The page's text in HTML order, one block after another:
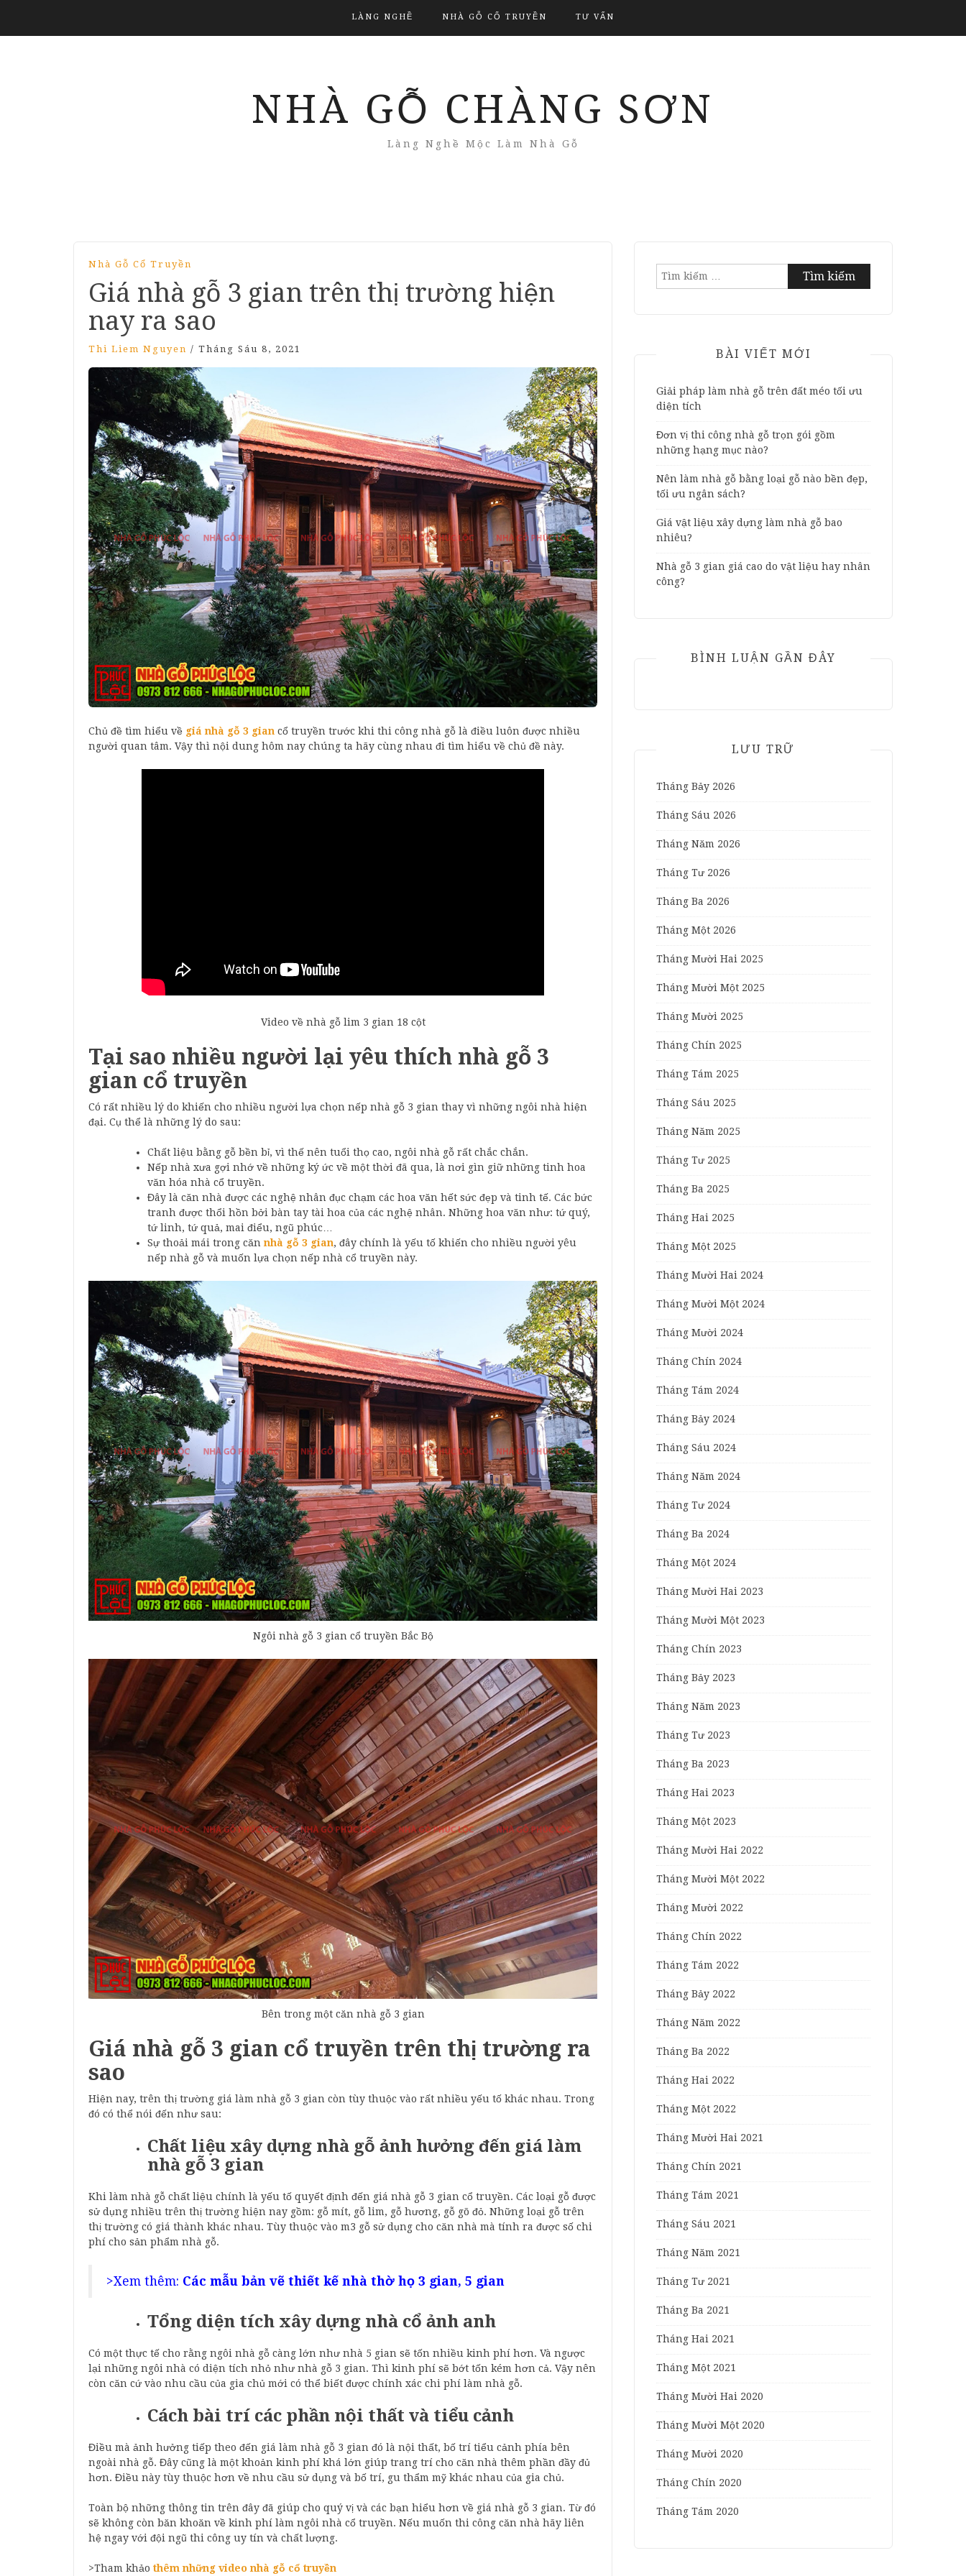
LÀNG NGHỀ NHÀ GỖ CỔ TRUYỀN TƯ VẤN
NHÀ GỖ CHÀNG SƠN
Làng Nghề Mộc Làm Nhà Gỗ
Nhà Gỗ Cổ Truyền
Giá nhà gỗ 3 gian trên thị trường hiện
nay ra sao
Thi Liem Nguyen / Tháng Sáu 8, 2021
Chủ đề tìm hiểu về giá nhà gỗ 3 gian cổ truyền trước khi thi công nhà gỗ là điều luôn được nhiều
người quan tâm. Vậy thì nội dung hôm nay chúng ta hãy cùng nhau đi tìm hiểu về chủ đề này.
Video về nhà gỗ lim 3 gian 18 cột
Tại sao nhiều người lại yêu thích nhà gỗ 3
gian cổ truyền
Có rất nhiều lý do khiến cho nhiều người lựa chọn nếp nhà gỗ 3 gian thay vì những ngôi nhà hiện
đại. Cụ thể là những lý do sau:
Chất liệu bằng gỗ bền bỉ, vì thế nên tuổi thọ cao, ngôi nhà gỗ rất chắc chắn.
Nếp nhà xưa gợi nhớ về những ký ức về một thời đã qua, là nơi gìn giữ những tinh hoa
văn hóa nhà cổ truyền.
Đây là căn nhà được các nghệ nhân đục chạm các hoa văn hết sức đẹp và tinh tế. Các bức
tranh được thổi hồn bởi bàn tay tài hoa của các nghệ nhân. Những hoa văn như: tứ quý,
tứ linh, tứ quả, mai điểu, ngũ phúc…
Sự thoải mái trong căn nhà gỗ 3 gian, đây chính là yếu tố khiến cho nhiều người yêu
nếp nhà gỗ và muốn lựa chọn nếp nhà cổ truyền này.
Ngôi nhà gỗ 3 gian cổ truyền Bắc Bộ
Bên trong một căn nhà gỗ 3 gian
Giá nhà gỗ 3 gian cổ truyền trên thị trường ra
sao
Hiện nay, trên thị trường giá làm nhà gỗ 3 gian còn tùy thuộc vào rất nhiều yếu tố khác nhau. Trong
đó có thể nói đến như sau:
Chất liệu xây dựng nhà gỗ ảnh hưởng đến giá làm
nhà gỗ 3 gian
Khi làm nhà gỗ chất liệu chính là yếu tố quyết định đến giá nhà gỗ 3 gian cổ truyền. Các loại gỗ được
sử dụng nhiều trên thị trường hiện nay gồm: gỗ mít, gỗ lim, gỗ hương, gỗ gõ đỏ. Những loại gỗ trên
thị trường có giá thành khác nhau. Tùy thuộc vào m3 gỗ sử dụng cho căn nhà mà tính ra được số chi
phí cho sản phẩm nhà gỗ.
>Xem thêm: Các mẫu bản vẽ thiết kế nhà thờ họ 3 gian, 5 gian
Tổng diện tích xây dựng nhà cổ ảnh anh
Có một thực tế cho rằng ngôi nhà gỗ càng lớn như nhà 5 gian sẽ tốn nhiều kinh phí hơn. Và ngược
lại những ngôi nhà có diện tích nhỏ như nhà gỗ 3 gian. Thì kinh phí sẽ bớt tốn kém hơn cả. Vậy nên
còn căn cứ vào nhu cầu của gia chủ mới có thể biết được chính xác chi phí làm nhà gỗ.
Cách bài trí các phần nội thất và tiểu cảnh
Điều mà ảnh hưởng tiếp theo đến giá làm nhà gỗ 3 gian đó là nội thất, bố trí tiểu cảnh phía bên
ngoài nhà gỗ. Đây cũng là một khoản kinh phí khá lớn giúp trang trí cho căn nhà thêm phần đầy đủ
hơn. Điều này tùy thuộc hơn về nhu cầu sử dụng và bố trí, gu thẩm mỹ khác nhau của gia chủ.
Toàn bộ những thông tin trên đây đã giúp cho quý vị và các bạn hiểu hơn về giá nhà gỗ 3 gian. Từ đó
sẽ không còn băn khoăn về kinh phí làm ngôi nhà cổ truyền. Nếu muốn thi công căn nhà hãy liên
hệ ngay với đội ngũ thi công uy tín và chất lượng.
>Tham khảo thêm những video nhà gỗ cổ truyền
Tìm
BÀI VIẾT MỚI
Giải pháp làm nhà gỗ trên đất méo tối ưu
diện tích
Đơn vị thi công nhà gỗ trọn gói gồm
những hạng mục nào?
Nên làm nhà gỗ bằng loại gỗ nào bền đẹp,
tối ưu ngân sách?
Giá vật liệu xây dựng làm nhà gỗ bao
nhiêu?
Nhà gỗ 3 gian giá cao do vật liệu hay nhân
công?
BÌNH LUẬN GẦN ĐÂY
LƯU TRỮ
Tháng Bảy 2026
Tháng Sáu 2026
Tháng Năm 2026
Tháng Tư 2026
Tháng Ba 2026
Tháng Một 2026
Tháng Mười Hai 2025
Tháng Mười Một 2025
Tháng Mười 2025
Tháng Chín 2025
Tháng Tám 2025
Tháng Sáu 2025
Tháng Năm 2025
Tháng Tư 2025
Tháng Ba 2025
Tháng Hai 2025
Tháng Một 2025
Tháng Mười Hai 2024
Tháng Mười Một 2024
Tháng Mười 2024
Tháng Chín 2024
Tháng Tám 2024
Tháng Bảy 2024
Tháng Sáu 2024
Tháng Năm 2024
Tháng Tư 2024
Tháng Ba 2024
Tháng Một 2024
Tháng Mười Hai 2023
Tháng Mười Một 2023
Tháng Chín 2023
Tháng Bảy 2023
Tháng Năm 2023
Tháng Tư 2023
Tháng Ba 2023
Tháng Hai 2023
Tháng Một 2023
Tháng Mười Hai 2022
Tháng Mười Một 2022
Tháng Mười 2022
Tháng Chín 2022
Tháng Tám 2022
Tháng Bảy 2022
Tháng Năm 2022
Tháng Ba 2022
Tháng Hai 2022
Tháng Một 2022
Tháng Mười Hai 2021
Tháng Chín 2021
Tháng Tám 2021
Tháng Sáu 2021
Tháng Năm 2021
Tháng Tư 2021
Tháng Ba 2021
Tháng Hai 2021
Tháng Một 2021
Tháng Mười Hai 2020
Tháng Mười Một 2020
Tháng Mười 2020
Tháng Chín 2020
Tháng Tám 2020